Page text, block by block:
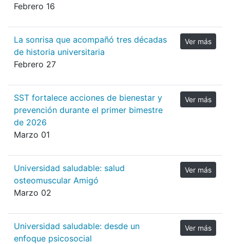
Febrero 16
La sonrisa que acompañó tres décadas
de historia universitaria
Febrero 27
Ver más
SST fortalece acciones de bienestar y
prevención durante el primer bimestre
de 2026
Marzo 01
Ver más
Universidad saludable: salud
osteomuscular Amigó
Marzo 02
Ver más
Universidad saludable: desde un
enfoque psicosocial
Ver más